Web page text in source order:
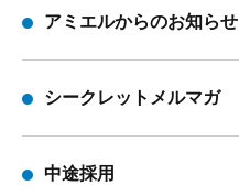
アミエルからのお知らせ
シークレットメルマガ
中途採用